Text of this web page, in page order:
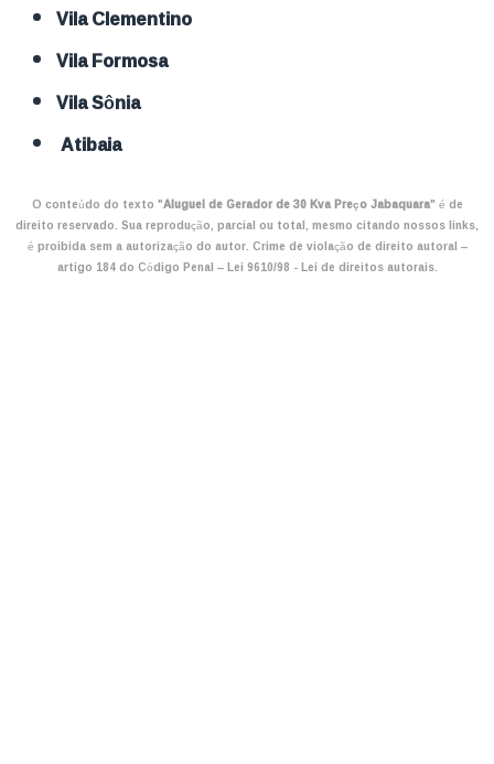
Vila Clementino
Vila Formosa
Vila Sônia
Atibaia
O conteúdo do texto "Aluguel de Gerador de 30 Kva Preço Jabaquara" é de
direito reservado. Sua reprodução, parcial ou total, mesmo citando nossos links,
é proibida sem a autorização do autor. Crime de violação de direito autoral –
artigo 184 do Código Penal –Lei 9610/98 - Lei de direitos autorais.